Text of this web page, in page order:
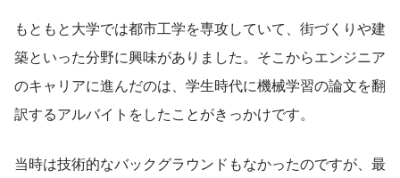
もともと大学では都市工学を専攻していて、街づくりや建
築といった分野に興味がありました。そこからエンジニア
のキャリアに進んだのは、学生時代に機械学習の論文を翻
訳するアルバイトをしたことがきっかけです。
当時は技術的なバックグラウンドもなかったのですが、最